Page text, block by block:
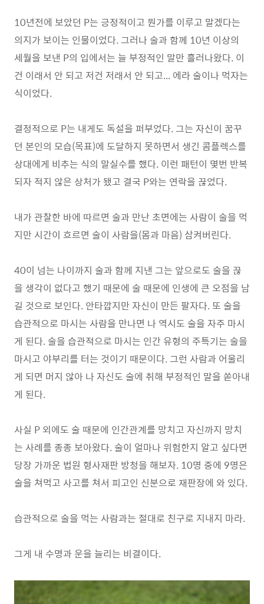
10년전에 보았던 P는 긍정적이고 뭔가를 이루고 말겠다는
의지가 보이는 인물이었다. 그러나 술과 함께 10년 이상의
세월을 보낸 P의 입에서는 늘 부정적인 말만 흘러나왔다. 이
건 이래서 안 되고 저건 저래서 안 되고... 에라 술이나 먹자는
식이었다.
결정적으로 P는 내게도 독설을 퍼부었다. 그는 자신이 꿈꾸
던 본인의 모습(목표)에 도달하지 못하면서 생긴 콤플렉스를
상대에게 비추는 식의 말실수를 했다. 이런 패턴이 몇번 반복
되자 적지 않은 상처가 됐고 결국 P와는 연락을 끊었다.
내가 관찰한 바에 따르면 술과 만난 초면에는 사람이 술을 먹
지만 시간이 흐르면 술이 사람을(몸과 마음) 삼켜버린다.
40이 넘는 나이까지 술과 함께 지낸 그는 앞으로도 술을 끊
을 생각이 없다고 했기 때문에 술 때문에 인생에 큰 오점을 남
길 것으로 보인다. 안타깝지만 자신이 만든 팔자다. 또 술을
습관적으로 마시는 사람을 만나면 나 역시도 술을 자주 마시
게 된다. 술을 습관적으로 마시는 인간 유형의 주특기는 술을
마시고 야부리를 터는 것이기 때문이다. 그런 사람과 어울리
게 되면 머지 않아 나 자신도 술에 취해 부정적인 말을 쏟아내
게 된다.
사실 P 외에도 술 때문에 인간관계를 망치고 자신까지 망치
는 사례를 종종 보아왔다. 술이 얼마나 위험한지 알고 싶다면
당장 가까운 법원 형사재판 방청을 해보자. 10명 중에 9명은
술을 쳐먹고 사고를 쳐서 피고인 신분으로 재판장에 와 있다.
습관적으로 술을 먹는 사람과는 절대로 친구로 지내지 마라.
그게 내 수명과 운을 늘리는 비결이다.